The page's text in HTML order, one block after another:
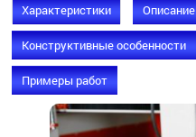
Характеристики Описание
Конструктивные особенности
Примеры работ